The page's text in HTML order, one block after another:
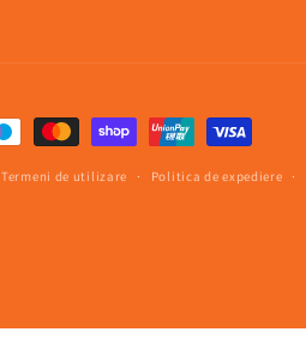
Termeni de utilizare Politica de expediere